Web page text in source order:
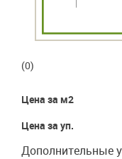
(0)
Цена за м2
Цена за уп.
Дополнительные